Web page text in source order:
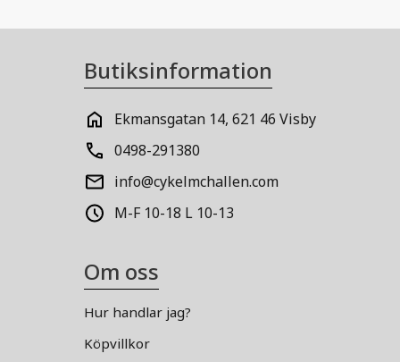
Butiksinformation
Ekmansgatan 14, 621 46 Visby
0498-291380
info@cykelmchallen.com
M-F 10-18 L 10-13
Om oss
Hur handlar jag?
Köpvillkor